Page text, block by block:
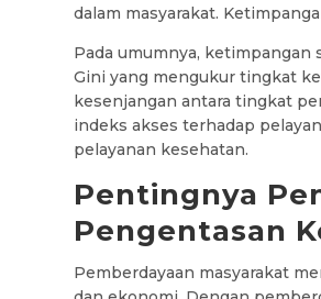
dalam masyarakat.
Pada umumnya,
Gini yang mengukur tingkat
kesenjangan antara tingkat
indeks akses terhadap
pelayanan kesehatan.
Pentingnya
Pengentasan
Pemberdayaan masyarakat